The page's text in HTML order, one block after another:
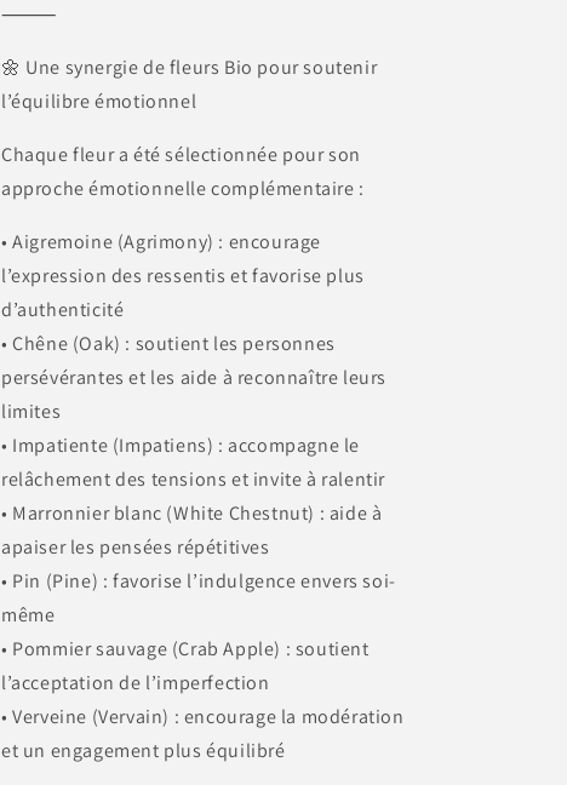
⸻
🌼 Une synergie de fleurs Bio pour soutenir
l’équilibre émotionnel
Chaque fleur a été sélectionnée pour son
approche émotionnelle complémentaire :
• Aigremoine (Agrimony) : encourage
l’expression des ressentis et favorise plus
d’authenticité
• Chêne (Oak) : soutient les personnes
persévérantes et les aide à reconnaître leurs
limites
• Impatiente (Impatiens) : accompagne le
relâchement des tensions et invite à ralentir
• Marronnier blanc (White Chestnut) : aide à
apaiser les pensées répétitives
• Pin (Pine) : favorise l’indulgence envers soi-
même
• Pommier sauvage (Crab Apple) : soutient
l’acceptation de l’imperfection
• Verveine (Vervain) : encourage la modération
et un engagement plus équilibré